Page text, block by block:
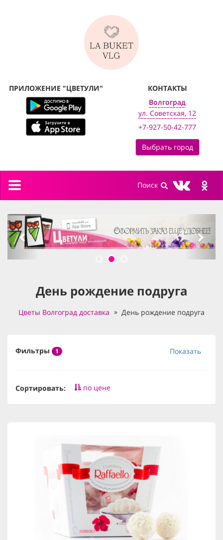
ПРИЛОЖЕНИЕ "ЦВЕТУЛИ"
КОНТАКТЫ
Волгоград
ул. Советская, 12
+7-927-50-42-777
Выбрать город
Toggle
previous
День рождение подруга
Цветы Волгоград доставка День рождение подруга
Фильтры 1 Показать
Сортировать: по цене